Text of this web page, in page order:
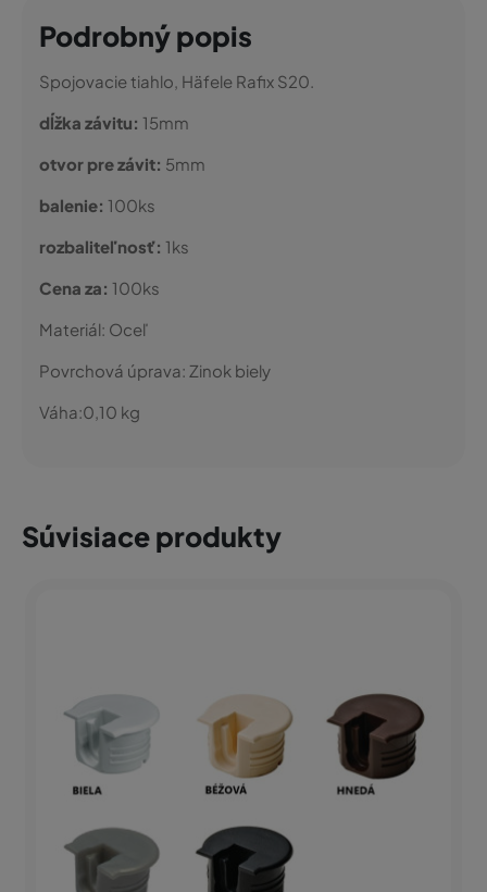
Podrobný popis
Spojovacie tiahlo, Häfele Rafix S20.
dĺžka závitu: 15mm
otvor pre závit: 5mm
balenie: 100ks
rozbaliteľnosť: 1ks
Cena za: 100ks
Materiál: Oceľ
Povrchová úprava: Zinok biely
Váha:0,10 kg
Súvisiace produkty